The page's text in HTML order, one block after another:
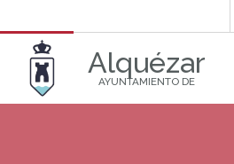
Alquézar
AYUNTAMIENTO DE